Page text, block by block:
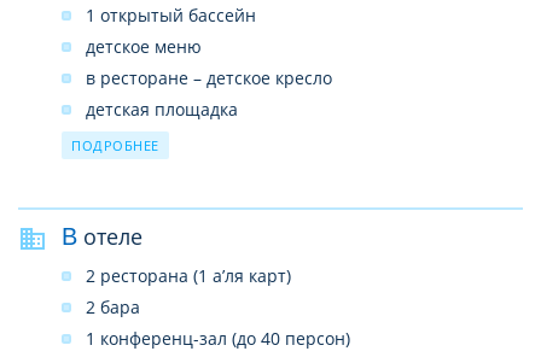
1 открытый бассейн
детское меню
в ресторане – детское кресло
детская площадка
детская кровать (по запросу)
ПОДРОБНЕЕ
В отеле
2 ресторана (1 а’ля карт)
2 бара
1 конференц-зал (до 40 персон)